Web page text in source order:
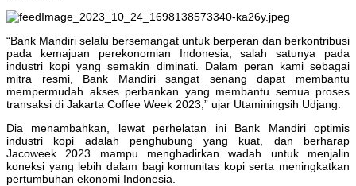
“Bank Mandiri selalu bersemangat untuk berperan dan berkontribusi
pada kemajuan perekonomian Indonesia, salah satunya pada
industri kopi yang semakin diminati. Dalam peran kami sebagai
mitra resmi, Bank Mandiri sangat senang dapat membantu
mempermudah akses perbankan yang membantu semua proses
transaksi di Jakarta Coffee Week 2023,” ujar Utaminingsih Udjang.
Dia menambahkan, lewat perhelatan ini Bank Mandiri optimis
industri kopi adalah penghubung yang kuat, dan berharap
Jacoweek 2023 mampu menghadirkan wadah untuk menjalin
koneksi yang lebih dalam bagi komunitas kopi serta meningkatkan
pertumbuhan ekonomi Indonesia.